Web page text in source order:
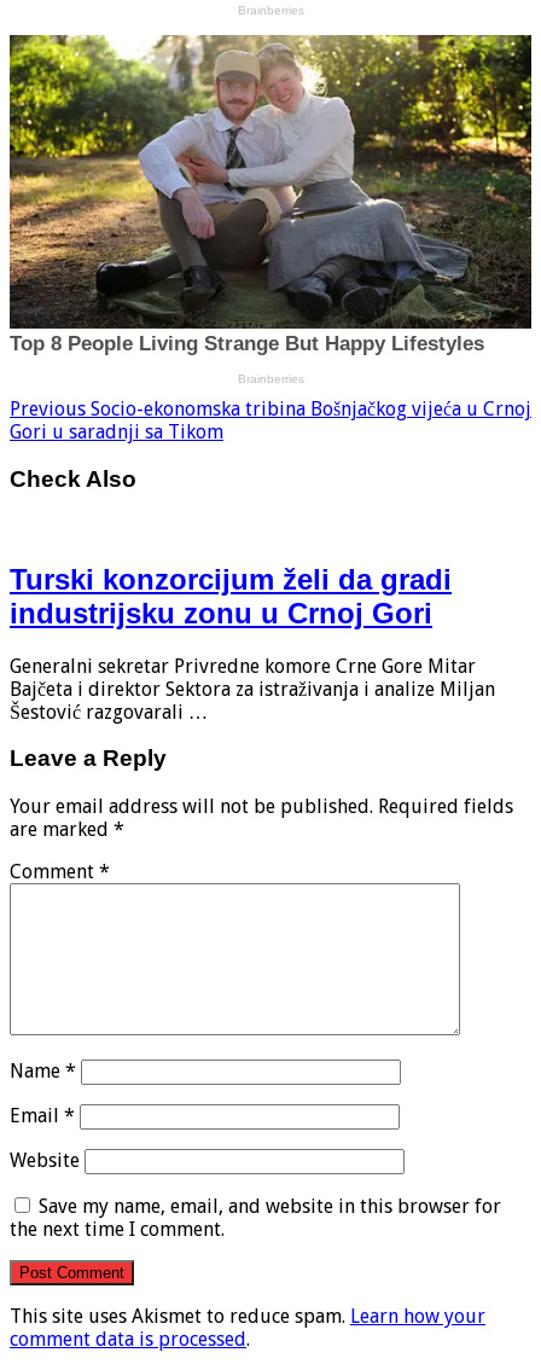
Previous Socio-ekonomska tribina Bošnjačkog vijeća u Crnoj
Gori u saradnji sa Tikom
Check Also
Turski konzorcijum želi da gradi
industrijsku zonu u Crnoj Gori
Generalni sekretar Privredne komore Crne Gore Mitar
Bajčeta i direktor Sektora za istraživanja i analize Miljan
Šestović razgovarali …
Leave a Reply
Your email address will not be published. Required fields
are marked *
Comment *
Name *
Email *
Website
Save my name, email, and website in this browser for
the next time I comment.
This site uses Akismet to reduce spam. Learn how your
comment data is processed.